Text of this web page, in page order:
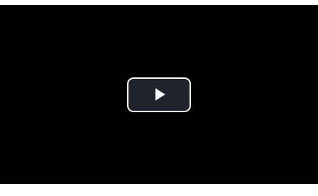
Play